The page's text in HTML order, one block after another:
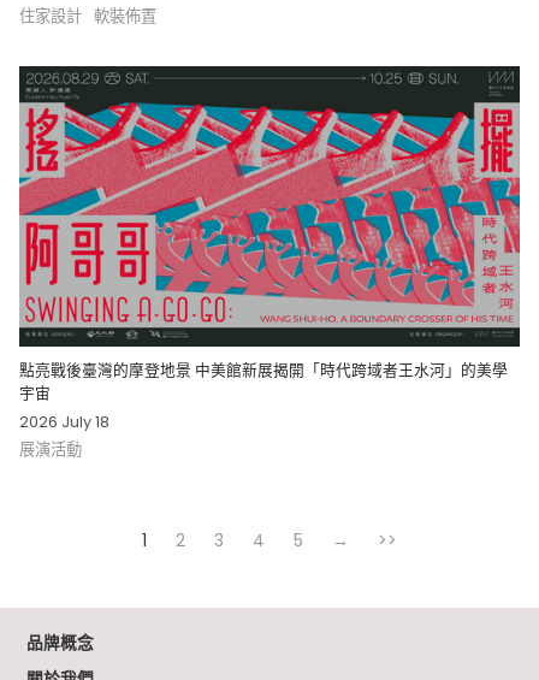
住家設計 軟裝佈置
點亮戰後臺灣的摩登地景 中美館新展揭開「時代跨域者王水河」的美學
宇宙
2026 July 18
展演活動
1 2 3 4 5 → >>
品牌概念